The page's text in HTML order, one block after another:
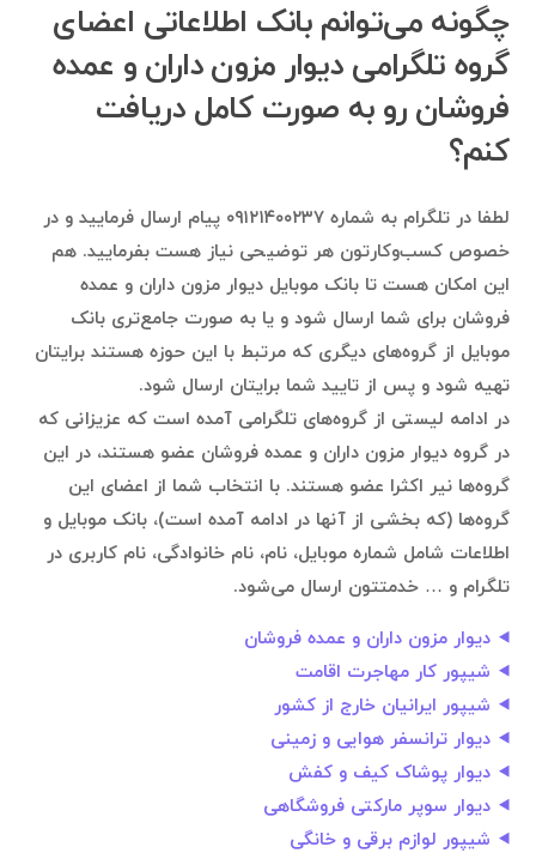
چگونه می‌توانم بانک اطلاعاتی اعضای
گروه تلگرامی دیوار مزون داران و عمده
فروشان رو به صورت کامل دریافت
کنم؟
لطفا در تلگرام به شماره ۰۹۱۲۱۴۰۰۲۳۷ پیام ارسال فرمایید و در
خصوص کسب‌وکارتون هر توضیحی نیاز هست بفرمایید. هم
این امکان هست تا بانک موبایل دیوار مزون داران و عمده
فروشان برای شما ارسال شود و یا به صورت جامع‌تری بانک
موبایل از گروه‌های دیگری که مرتبط با این حوزه هستند برایتان
تهیه شود و پس از تایید شما برایتان ارسال شود.
در ادامه لیستی از گروه‌های تلگرامی آمده است که عزیزانی که
در گروه دیوار مزون داران و عمده فروشان عضو هستند، در این
گروه‌ها نیر اکثرا عضو هستند. با انتخاب شما از اعضای این
گروه‌ها (که بخشی از آنها در ادامه آمده است)، بانک موبایل و
اطلاعات شامل شماره موبایل، نام، نام خانوادگی، نام کاربری در
تلگرام و … خدمتتون ارسال می‌شود.
دیوار مزون داران و عمده فروشان
شیپور کار مهاجرت اقامت
شیپور ایرانیان خارج از کشور
دیوار ترانسفر هوایی و زمینی
دیوار پوشاک کیف و کفش
دیوار سوپر مارکتی فروشگاهی
شیپور لوازم برقی و خانگی